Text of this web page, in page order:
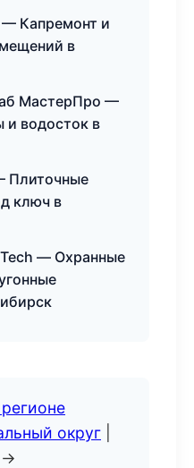
Капремонт и
в
МастерПро —
и водосток в
Плиточные
ключ в
— Охранные
округ
→